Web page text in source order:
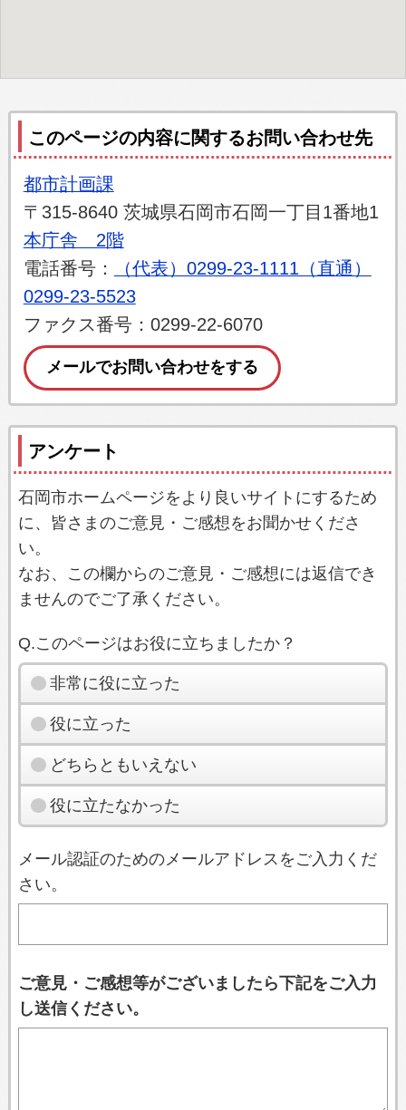
このページの内容に関するお問い合わせ先
都市計画課
〒315-8640 茨城県石岡市石岡一丁目1番地1
本庁舎 2階
電話番号：
（代表）0299-23-1111（直通）
0299-23-5523
ファクス番号：0299-22-6070
メールでお問い合わせをする
アンケート
石岡市ホームページをより良いサイトにするため
に、皆さまのご意見・ご感想をお聞かせくださ
い。
なお、この欄からのご意見・ご感想には返信でき
ませんのでご了承ください。
Q.このページはお役に立ちましたか？
非常に役に立った
役に立った
どちらともいえない
役に立たなかった
メール認証のためのメールアドレスをご入力くだ
さい。
ご意見・ご感想等がございましたら下記をご入力
し送信ください。